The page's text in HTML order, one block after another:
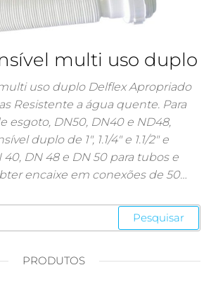
multi uso duplo
uso duplo Delflex Apropriado
Resistente a água quente. Para
esgoto, DN50, DN40 e ND48,
duplo de 1″, 1.1/4″ e 1.1/2″ e
40, DN 48 e DN 50 para tubos e
encaixe em conexões de 50…
PRODUTOS